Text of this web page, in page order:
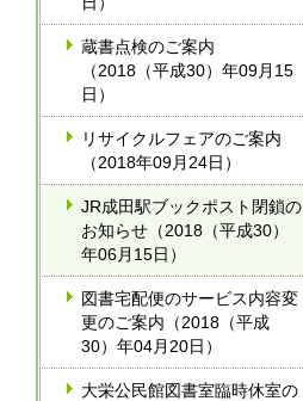
蔵書点検のご案内
（2018（平成30）年09月15
日）
リサイクルフェアのご案内
（2018年09月24日）
JR成田駅ブックポスト閉鎖の
お知らせ（2018（平成30）
年06月15日）
図書宅配便のサービス内容変
更のご案内（2018（平成
30）年04月20日）
大栄公民館図書室臨時休室の